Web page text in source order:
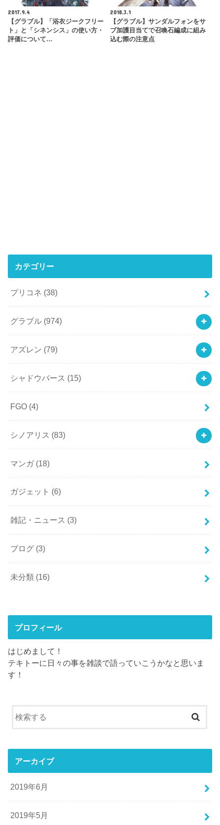
2017.9.4
【グラブル】「浴衣ジークフリー
ト」と「シネンシス」の使い方・
評価について…
2018.3.1
【グラブル】サンダルフォンをサ
ブ加護目当てで召喚石編成に組み
込む際の注意点
カテゴリー
プリコネ (38)
グラブル (974)
アズレン (79)
シャドウバース (15)
FGO (4)
シノアリス (83)
マンガ (18)
ガジェット (6)
雑記・ニュース (3)
ブログ (3)
未分類 (16)
プロフィール
はじめまして！
テキトーに日々の事を雑談で語っていこうかなと思いま
す！
アーカイブ
2019年6月
2019年5月